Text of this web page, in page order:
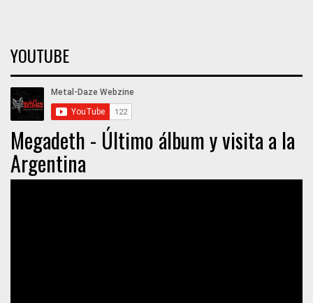
YOUTUBE
Megadeth - Último álbum y visita a la
Argentina